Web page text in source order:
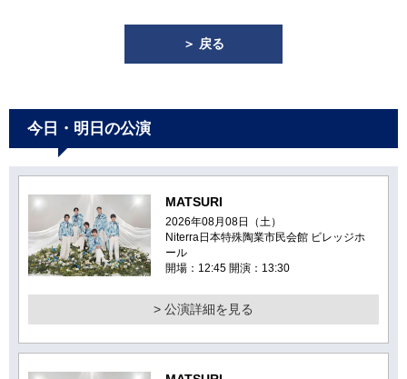
＞ 戻る
今日・明日の公演
MATSURI
2026年08月08日（土）
Niterra日本特殊陶業市民会館 ビレッジホ
ール
開場：12:45 開演：13:30
> 公演詳細を見る